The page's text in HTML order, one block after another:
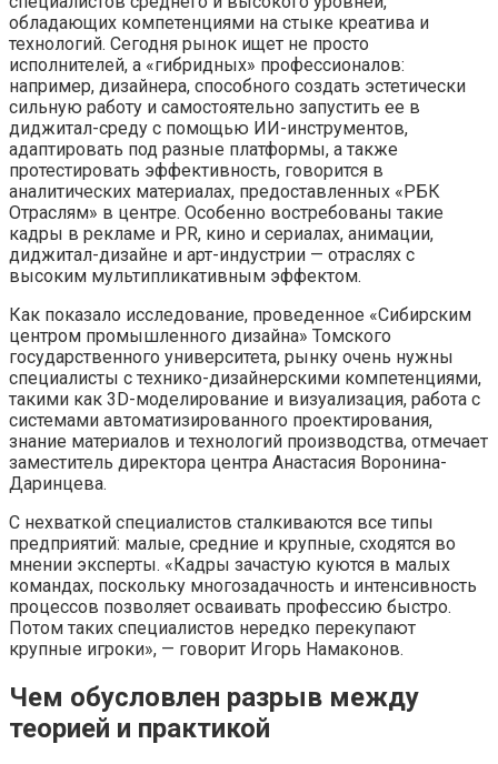
обладающих компетенциями на стыке креатива и
технологий. Сегодня рынок ищет не просто
исполнителей, а «гибридных» профессионалов:
например, дизайнера, способного создать эстетически
сильную работу и самостоятельно запустить ее в
диджитал-среду с помощью ИИ-инструментов,
адаптировать под разные платформы, а также
протестировать эффективность, говорится в
аналитических материалах, предоставленных «РБК
Отраслям» в центре. Особенно востребованы такие
кадры в рекламе и PR, кино и сериалах, анимации,
диджитал-дизайне и арт-индустрии — отраслях с
высоким мультипликативным эффектом.
Как показало исследование, проведенное «Сибирским
центром промышленного дизайна» Томского
государственного университета, рынку очень нужны
специалисты с технико-дизайнерскими компетенциями,
такими как 3D-моделирование и визуализация, работа с
системами автоматизированного проектирования,
знание материалов и технологий производства, отмечает
заместитель директора центра Анастасия Воронина-
Даринцева.
С нехваткой специалистов сталкиваются все типы
предприятий: малые, средние и крупные, сходятся во
мнении эксперты. «Кадры зачастую куются в малых
командах, поскольку многозадачность и интенсивность
процессов позволяет осваивать профессию быстро.
Потом таких специалистов нередко перекупают
крупные игроки», — говорит Игорь Намаконов.
Чем обусловлен разрыв между
теорией и практикой